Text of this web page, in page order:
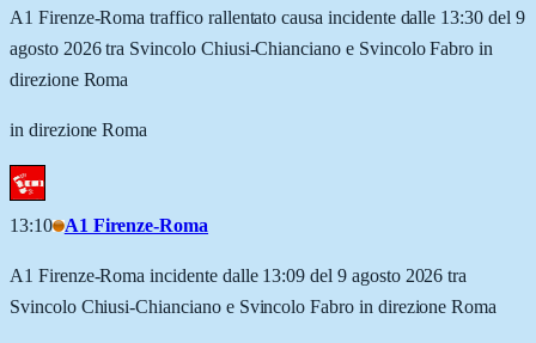
A1 Firenze-Roma traffico rallentato causa incidente dalle 13:30 del 9
agosto 2026 tra Svincolo Chiusi-Chianciano e Svincolo Fabro in
direzione Roma
in direzione Roma
13:10 A1 Firenze-Roma
A1 Firenze-Roma incidente dalle 13:09 del 9 agosto 2026 tra
Svincolo Chiusi-Chianciano e Svincolo Fabro in direzione Roma